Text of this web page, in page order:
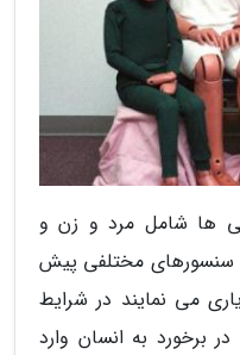
ها شامل مرد و زن و
مختلفی پیش
می نمایند در شرایط
برخورد به انسان وارد